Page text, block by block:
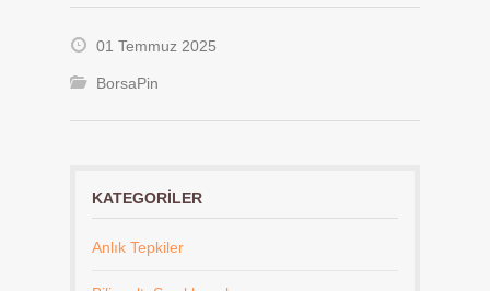
01 Temmuz 2025
BorsaPin
KATEGORILER
Anlık Tepkiler